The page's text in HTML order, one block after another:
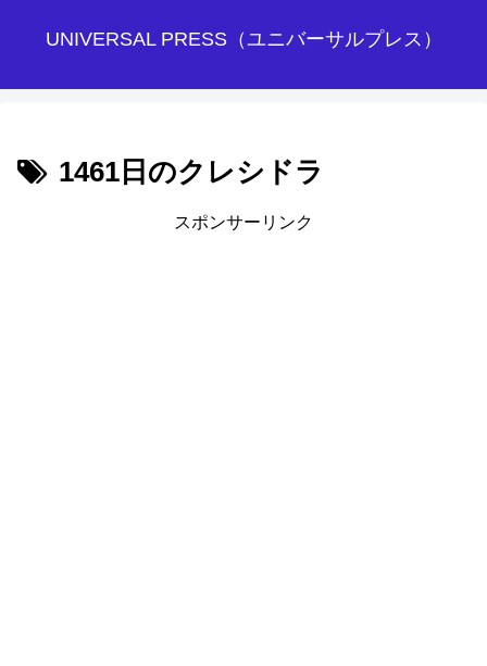
UNIVERSAL PRESS（ユニバーサルプレス）
1461日のクレシドラ
スポンサーリンク